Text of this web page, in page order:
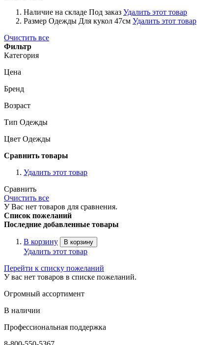
Наличие на складе Под заказ Удалить этот товар
Размер Одежды Для кукол 47см Удалить этот товар
Очистить все
Фильтр
Категория
Цена
Бренд
Возраст
Тип Одежды
Цвет Одежды
Сравнить товары
Удалить этот товар
Сравнить
Очистить все
У Вас нет товаров для сравнения.
Список пожеланий
Последние добавленные товары
В корзину В корзину
Удалить этот товар
Перейти к списку пожеланий
У вас нет товаров в списке пожеланий.
Огромный ассортимент
В наличии
Профессиональная поддержка